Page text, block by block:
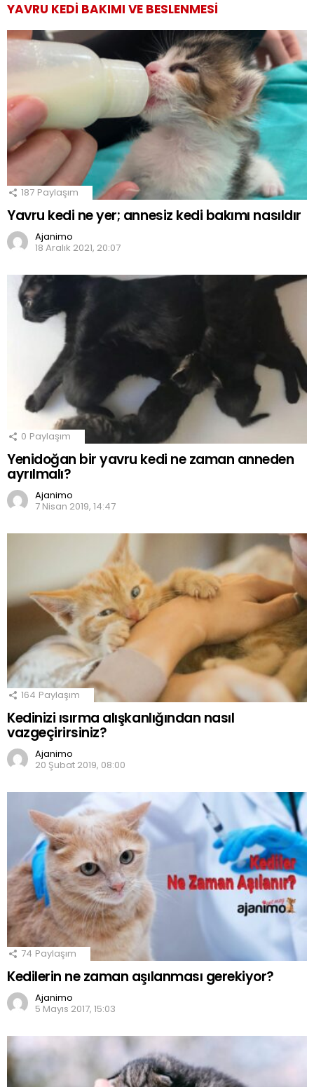
YAVRU KEDI BAKIMI VE BESLENMESI
187 Paylaşım
Yavru kedi ne yer; annesiz kedi bakımı nasıldır
Ajanimo
18 Aralık 2021, 20:07
0 Paylaşım
Yenidoğan bir yavru kedi ne zaman anneden
ayrılmalı?
Ajanimo
7 Nisan 2019, 14:47
164 Paylaşım
Kedinizi ısırma alışkanlığından nasıl
vazgeçirirsiniz?
Ajanimo
20 Şubat 2019, 08:00
74 Paylaşım
Kedilerin ne zaman aşılanması gerekiyor?
Ajanimo
5 Mayıs 2017, 15:03